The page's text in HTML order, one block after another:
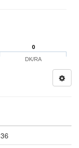
0
DK/RA
36